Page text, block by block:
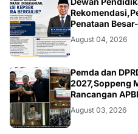
NEWS
Penataan
August 04, 2026
NEWS
Pemda dan DPRD Sepakati KUA-
2027,Soppeng
Rancangan
August 03, 2026